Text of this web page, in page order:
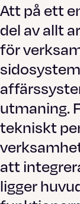
Att på ett
del av allt
för
utmaning.
tekniskt
att
ligger